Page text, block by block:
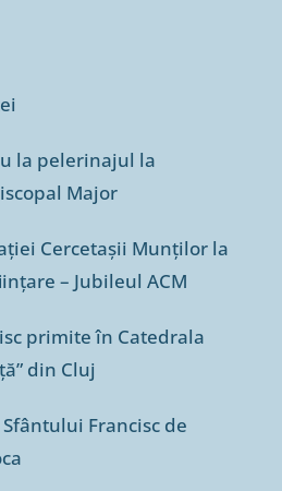
la pelerinajul la
Major
Cercetașii Munților la
– Jubileul ACM
primite în Catedrala
din Cluj
Francisc de